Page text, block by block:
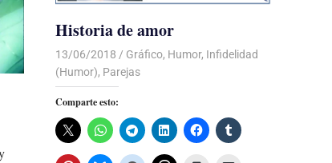
Historia de amor
13/06/2018 De todo un Poco
Gráfico, Humor, Infidelidad
(Humor), Parejas
Comparte esto: